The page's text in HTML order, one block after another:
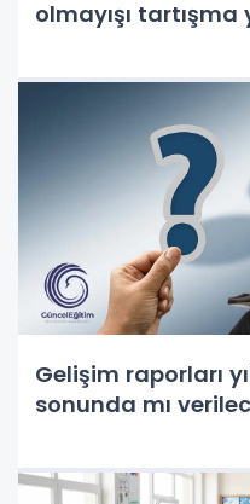
olmayışı tartışma
Gelişim raporları
sonunda mı